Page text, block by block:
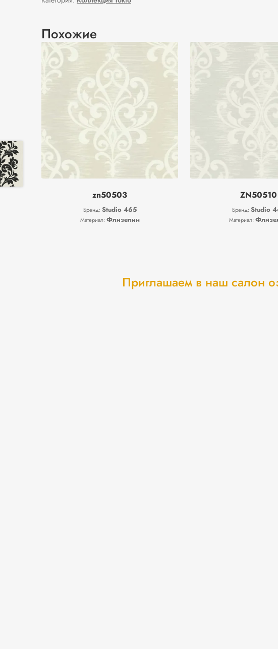
Похожие
zn50503
Бренд: Studio 465
Материал: Флизелин
ZN50510
Бренд: Studio
Материал:
Приглашаем в наш салон